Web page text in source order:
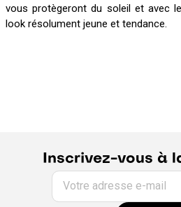
vous protègeront du soleil et avec
look résolument jeune et tendance.
Inscrivez-vous à
Votre adresse e-mail